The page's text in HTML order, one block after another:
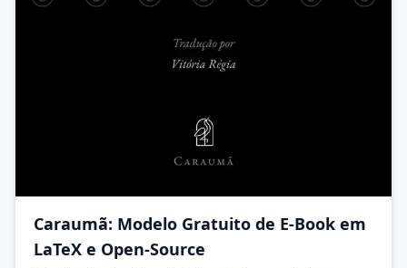
Caraumã: Modelo Gratuito de E-Book em
LaTeX e Open-Source